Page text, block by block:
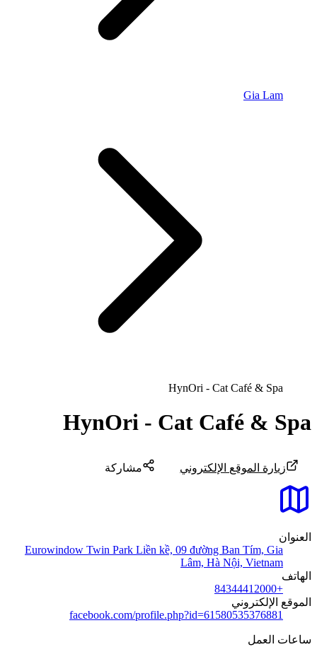
Gia Lam
HynOri - Cat Café & Spa
HynOri - Cat Café & Spa
زيارة الموقع الإلكتروني مشاركة
العنوان
Eurowindow Twin Park Liền kề, 09 đường Ban Tím, Gia
Lâm, Hà Nội, Vietnam
الهاتف
+84344412000
الموقع الإلكتروني
facebook.com/profile.php?id=61580535376881
ساعات العمل